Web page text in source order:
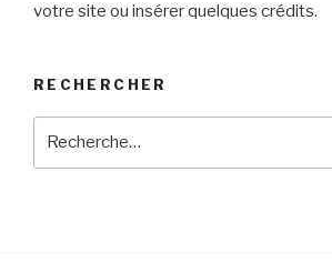
votre site ou insérer quelques crédits.
RECHERCHER